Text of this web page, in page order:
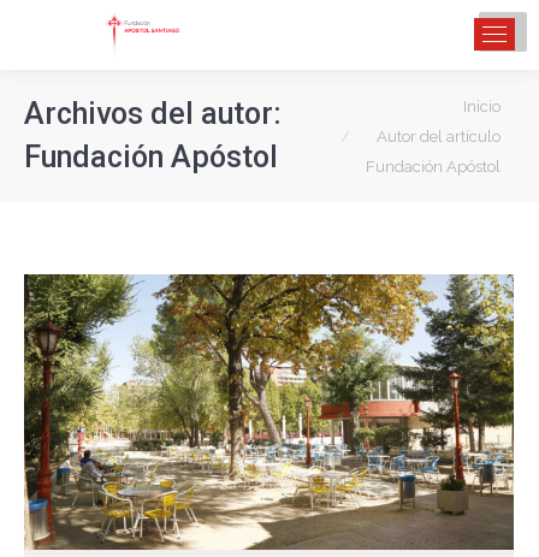
Archivos del autor:
Fundación Apóstol
Inicio
Autor del artículo
Fundación Apóstol